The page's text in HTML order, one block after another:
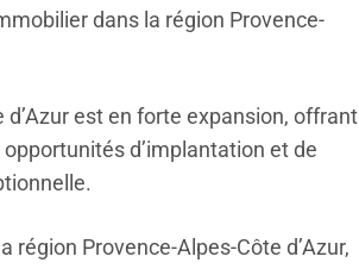
dans la région Provence-
est en forte expansion, offrant
d’implantation et de
Provence-Alpes-Côte d’Azur,